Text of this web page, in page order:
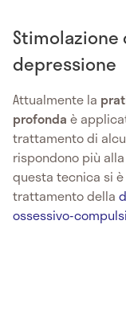
depressione
Attualmente la
profonda è
trattamento di
rispondono più
questa tecnica si
trattamento della
ossessivo-